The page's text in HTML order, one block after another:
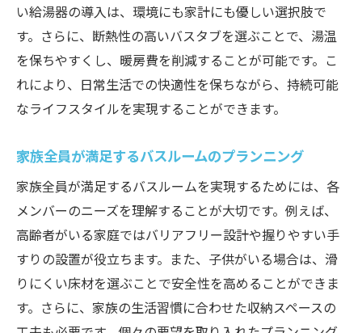
オープンコンセプトのバスルーム
自然素材を使ったナチュラルデザイン
小スペースでも広く見せる工夫
家族構成に応じたプランニング
機能を重視したバリアフリーデザイン
最新トレンドを取り入れた独自のデザイン
リフォームで叶える理想のバスタイム空間
アロマセラピーを取り入れた浴室デザイン
音楽や照明で演出するリラックス空間
プライベートスパのようなバスルーム
家族で楽しめるバスタイムの工夫
ヒーリング効果のある浴室の色合い
い給湯器の導入は、環境にも家計にも優しい選択肢で
す。さらに、断熱性の高いバスタブを選ぶことで、湯温
を保ちやすくし、暖房費を削減することが可能です。こ
れにより、日常生活での快適性を保ちながら、持続可能
なライフスタイルを実現することができます。
家族全員が満足するバスルームのプランニング
家族全員が満足するバスルームを実現するためには、各
メンバーのニーズを理解することが大切です。例えば、
高齢者がいる家庭ではバリアフリー設計や握りやすい手
すりの設置が役立ちます。また、子供がいる場合は、滑
りにくい床材を選ぶことで安全性を高めることができま
す。さらに、家族の生活習慣に合わせた収納スペースの